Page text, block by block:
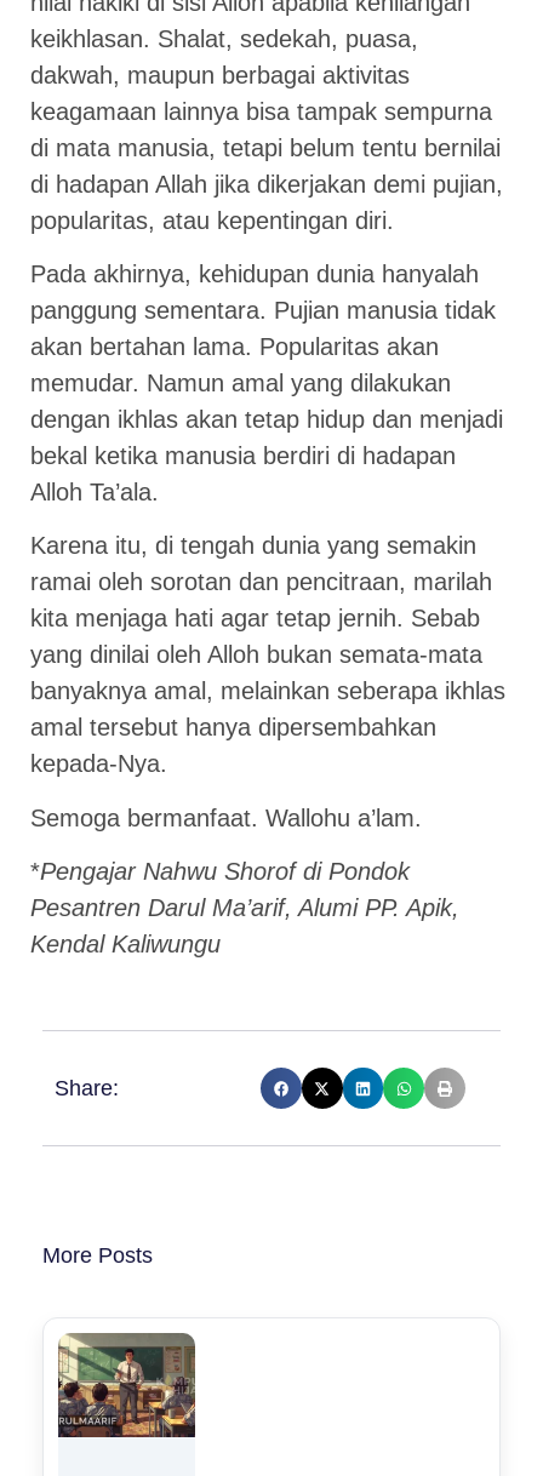
keikhlasan. Shalat, sedekah, puasa,
dakwah, maupun berbagai aktivitas
keagamaan lainnya bisa tampak sempurna
di mata manusia, tetapi belum tentu bernilai
di hadapan Allah jika dikerjakan demi pujian,
popularitas, atau kepentingan diri.
Pada akhirnya, kehidupan dunia hanyalah
panggung sementara. Pujian manusia tidak
akan bertahan lama. Popularitas akan
memudar. Namun amal yang dilakukan
dengan ikhlas akan tetap hidup dan menjadi
bekal ketika manusia berdiri di hadapan
Alloh Ta’ala.
Karena itu, di tengah dunia yang semakin
ramai oleh sorotan dan pencitraan, marilah
kita menjaga hati agar tetap jernih. Sebab
yang dinilai oleh Alloh bukan semata-mata
banyaknya amal, melainkan seberapa ikhlas
amal tersebut hanya dipersembahkan
kepada-Nya.
Semoga bermanfaat. Wallohu a’lam.
*Pengajar Nahwu Shorof di Pondok
Pesantren Darul Ma’arif, Alumi PP. Apik,
Kendal Kaliwungu
Share:
More Posts